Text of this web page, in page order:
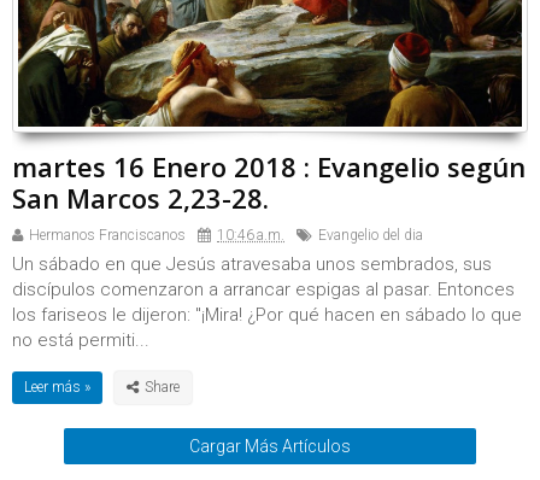
martes 16 Enero 2018 : Evangelio según
San Marcos 2,23-28.
Hermanos Franciscanos 10:46 a.m. Evangelio del dia
Un sábado en que Jesús atravesaba unos sembrados, sus
discípulos comenzaron a arrancar espigas al pasar. Entonces
los fariseos le dijeron: "¡Mira! ¿Por qué hacen en sábado lo que
no está permiti...
Leer más »
Cargar Más Artículos